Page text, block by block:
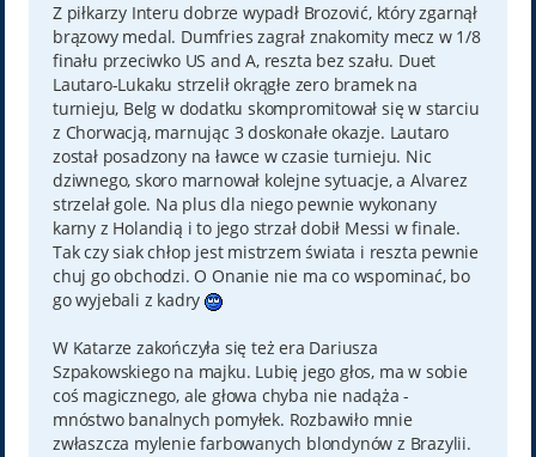
Z piłkarzy Interu dobrze wypadł Brozović, który zgarnął
brązowy medal. Dumfries zagrał znakomity mecz w 1/8
finału przeciwko US and A, reszta bez szału. Duet
Lautaro-Lukaku strzelił okrągłe zero bramek na
turnieju, Belg w dodatku skompromitował się w starciu
z Chorwacją, marnując 3 doskonałe okazje. Lautaro
został posadzony na ławce w czasie turnieju. Nic
dziwnego, skoro marnował kolejne sytuacje, a Alvarez
strzelał gole. Na plus dla niego pewnie wykonany
karny z Holandią i to jego strzał dobił Messi w finale.
Tak czy siak chłop jest mistrzem świata i reszta pewnie
chuj go obchodzi. O Onanie nie ma co wspominać, bo
go wyjebali z kadry
W Katarze zakończyła się też era Dariusza
Szpakowskiego na majku. Lubię jego głos, ma w sobie
coś magicznego, ale głowa chyba nie nadąża -
mnóstwo banalnych pomyłek. Rozbawiło mnie
zwłaszcza mylenie farbowanych blondynów z Brazylii.